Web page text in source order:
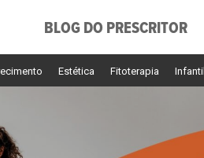
BLOG DO PRESCRITOR
Estética Fitoterapia Infantil